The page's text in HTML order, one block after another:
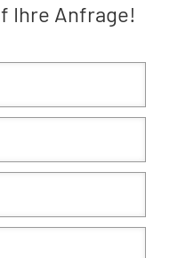
Ihre Anfrage!